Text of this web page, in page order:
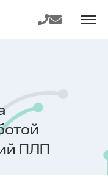
Телефон
E-mail
ПЛП